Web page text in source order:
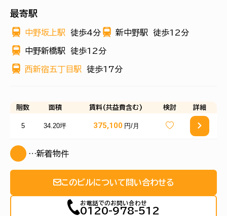
最寄駅
中野坂上駅 徒歩4分 新中野駅 徒歩12分
中野新橋駅 徒歩12分
西新宿五丁目駅 徒歩17分
階数 面積 賃料(共益費含む) 検討 詳細
5 34.20坪 375,100 円/月
…新着物件
このビルについて問い合わせる
お電話でのお問い合わせ
0120-978-512